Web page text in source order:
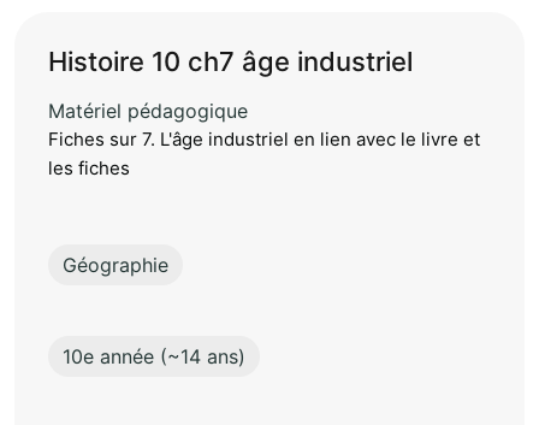
Histoire 10 ch7 âge industriel
Matériel pédagogique
Fiches sur 7. L'âge industriel en lien avec le livre et
les fiches
Géographie
10e année (~14 ans)